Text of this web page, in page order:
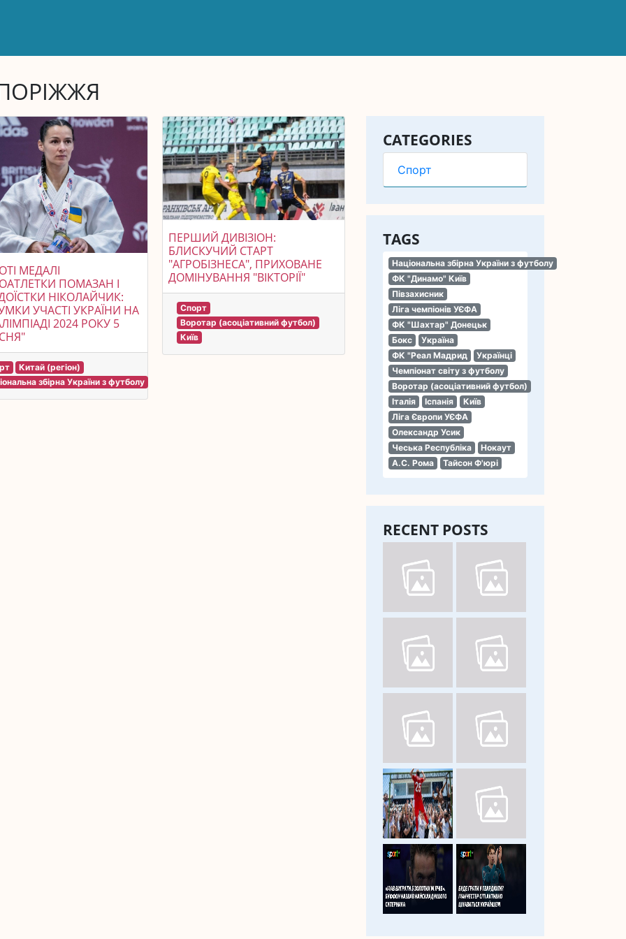
CATEGORIES
Спорт
TAGS
Національна збірна України з футболу
ФК "Динамо" Київ
Півзахисник
Ліга чемпіонів УЄФА
ФК "Шахтар" Донецьк
Бокс
Україна
ФК "Реал Мадрид
Українці
Чемпіонат світу з футболу
Воротар (асоціативний футбол)
Італія
Іспанія
Київ
Ліга Європи УЄФА
Олександр Усик
Чеська Республіка
Нокаут
А.С. Рома
Тайсон Ф'юрі
RECENT POSTS
МЕДАЛІ
ПОМАЗАН І
НІКОЛАЙЧИК:
УЧАСТІ УКРАЇНИ НА
2024 РОКУ 5
Китай (регіон)
збірна України з футболу
ПЕРШИЙ ДИВІЗІОН:
БЛИСКУЧИЙ СТАРТ
"АГРОБІЗНЕСА", ПРИХОВАНЕ
ДОМІНУВАННЯ "ВІКТОРІЇ"
Спорт
Воротар (асоціативний футбол)
Київ